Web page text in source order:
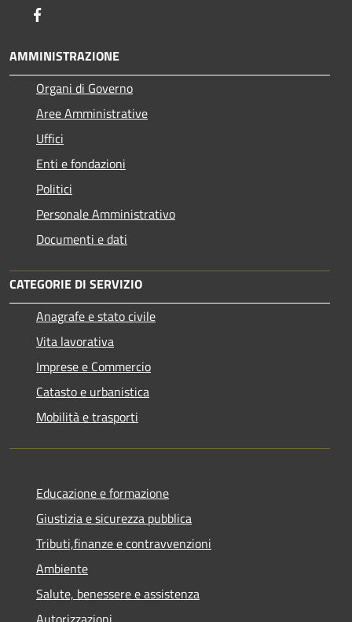
AMMINISTRAZIONE
Organi di Governo
Aree Amministrative
Uffici
Enti e fondazioni
Politici
Personale Amministrativo
Documenti e dati
CATEGORIE DI SERVIZIO
Anagrafe e stato civile
Vita lavorativa
Imprese e Commercio
Catasto e urbanistica
Mobilità e trasporti
Educazione e formazione
Giustizia e sicurezza pubblica
Tributi,finanze e contravvenzioni
Ambiente
Salute, benessere e assistenza